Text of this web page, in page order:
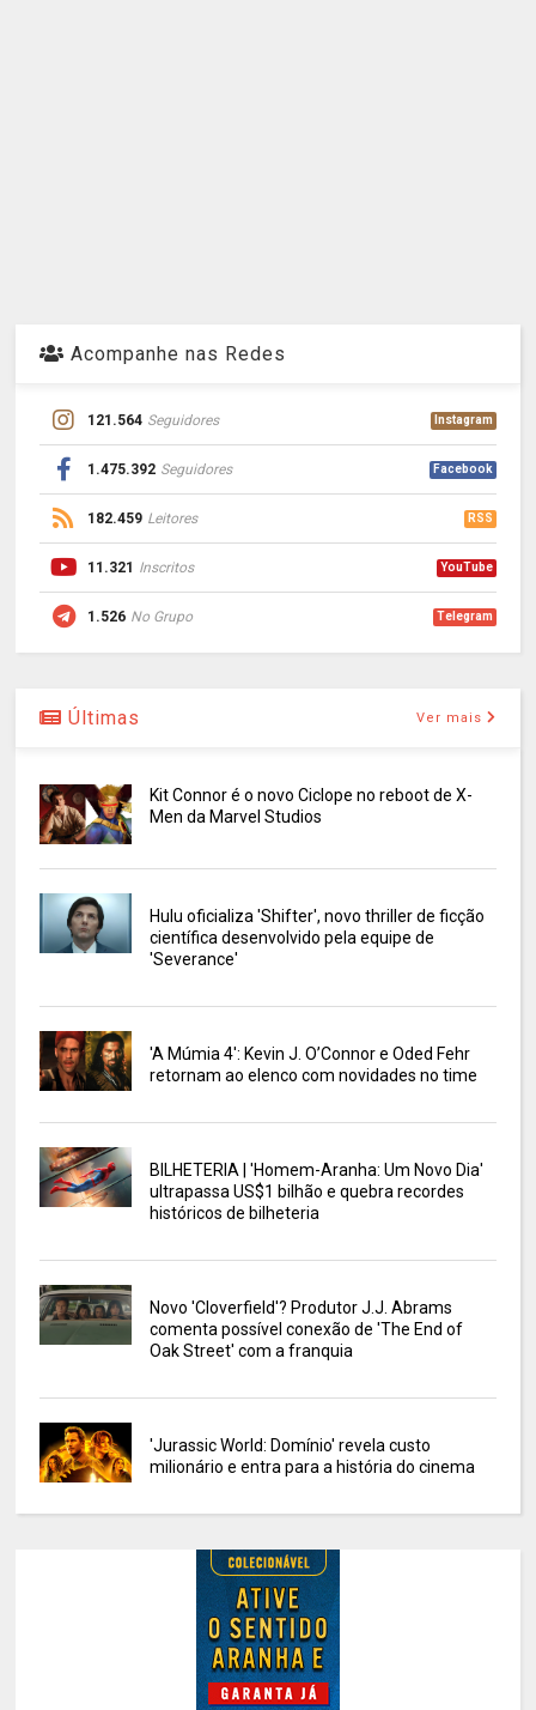
Acompanhe nas Redes
121.564 Seguidores Instagram
1.475.392 Seguidores Facebook
182.459 Leitores RSS
11.321 Inscritos YouTube
1.526 No Grupo Telegram
Últimas Ver mais
Kit Connor é o novo Ciclope no reboot de X-
Men da Marvel Studios
Hulu oficializa 'Shifter', novo thriller de ficção
científica desenvolvido pela equipe de
'Severance'
'A Múmia 4': Kevin J. O’Connor e Oded Fehr
retornam ao elenco com novidades no time
BILHETERIA | 'Homem-Aranha: Um Novo Dia'
ultrapassa US$1 bilhão e quebra recordes
históricos de bilheteria
Novo 'Cloverfield'? Produtor J.J. Abrams
comenta possível conexão de 'The End of
Oak Street' com a franquia
'Jurassic World: Domínio' revela custo
milionário e entra para a história do cinema